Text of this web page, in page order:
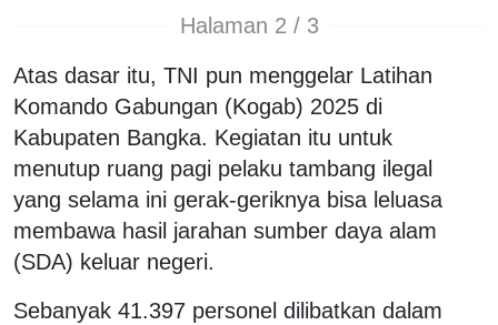
Halaman 2 / 3
Atas dasar itu, TNI pun menggelar Latihan
Komando Gabungan (Kogab) 2025 di
Kabupaten Bangka. Kegiatan itu untuk
menutup ruang pagi pelaku tambang ilegal
yang selama ini gerak-geriknya bisa leluasa
membawa hasil jarahan sumber daya alam
(SDA) keluar negeri.
Sebanyak 41.397 personel dilibatkan dalam